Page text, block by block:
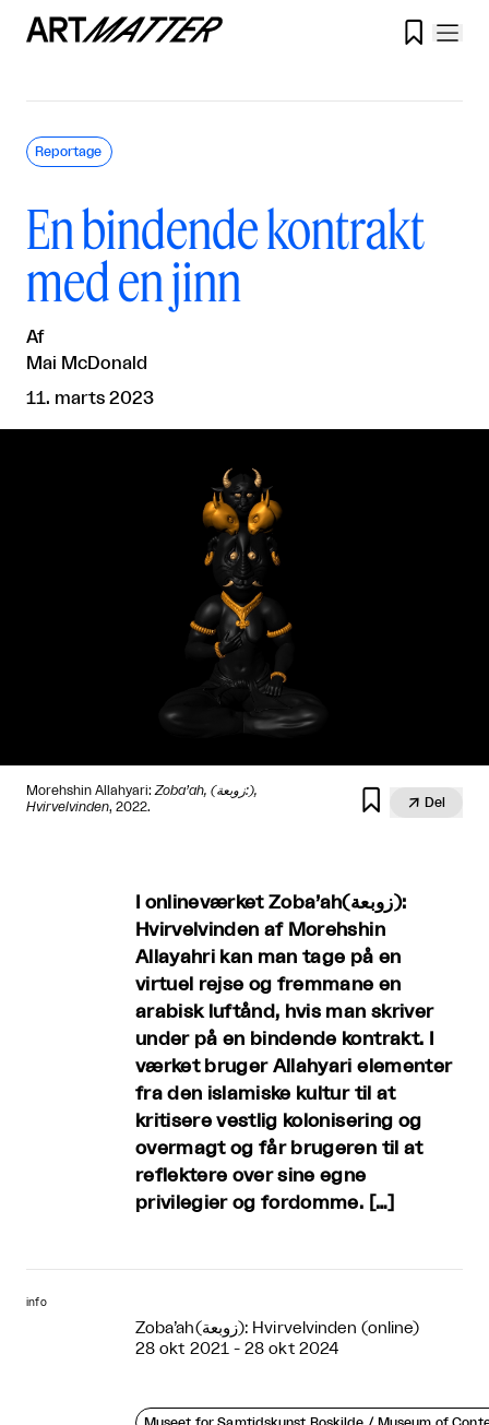

En bindende kontrakt
med en jinn
Af
Mai McDonald
11. marts 2023
Reportage
Morehshin Allahyari: Zoba’ah, (زوبعة:),
Hvirvelvinden, 2022.   Del
I onlineværket Zoba’ah(زوبعة):
Hvirvelvinden af Morehshin
Allayahri kan man tage på en
virtuel rejse og fremmane en
arabisk luftånd, hvis man skriver
under på en bindende kontrakt. I
værket bruger Allahyari elementer
fra den islamiske kultur til at
kritisere vestlig kolonisering og
overmagt og får brugeren til at
reflektere over sine egne
privilegier og fordomme. […]
info
Zoba’ah(زوبعة): Hvirvelvinden (online)
28 okt 2021 - 28 okt 2024